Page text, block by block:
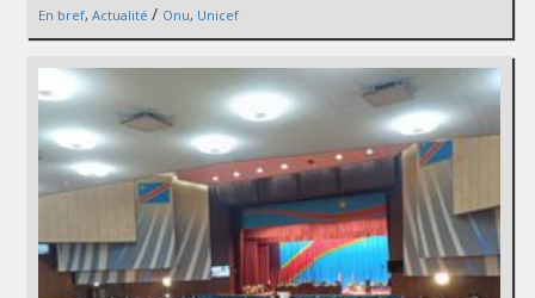
En bref, Actualité / Onu, Unicef